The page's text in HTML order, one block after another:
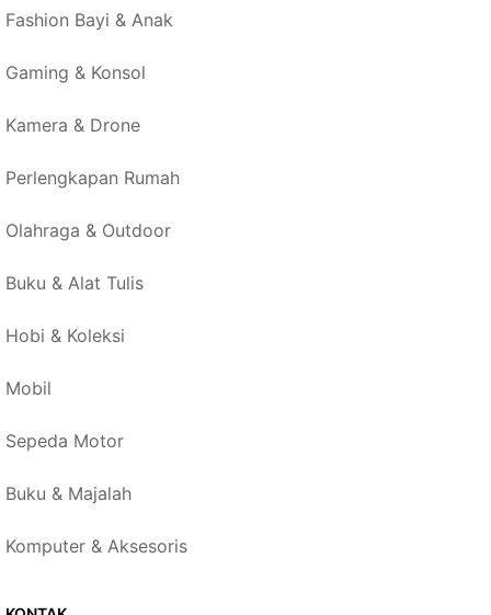
Fashion Bayi & Anak
Gaming & Konsol
Kamera & Drone
Perlengkapan Rumah
Olahraga & Outdoor
Buku & Alat Tulis
Hobi & Koleksi
Mobil
Sepeda Motor
Buku & Majalah
Komputer & Aksesoris